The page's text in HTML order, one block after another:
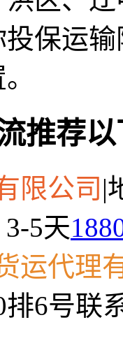
保运
推荐
限公司 |
5天
运代理
6号联